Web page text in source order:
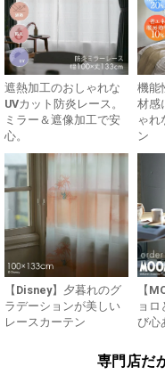
遮熱加工のおしゃれな
UVカット防炎レース。
ミラー＆遮像加工で安
心。
機能
材感
ゃれ
ン
【Disney】夕暮れのグ
ラデーションが美しい
レースカーテン
【
ョロ
び心
専門店だ